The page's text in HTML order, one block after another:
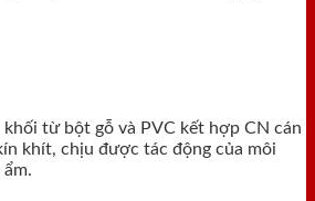
từ bột gỗ và PVC kết hợp CN cán
khít, chịu được tác động của môi